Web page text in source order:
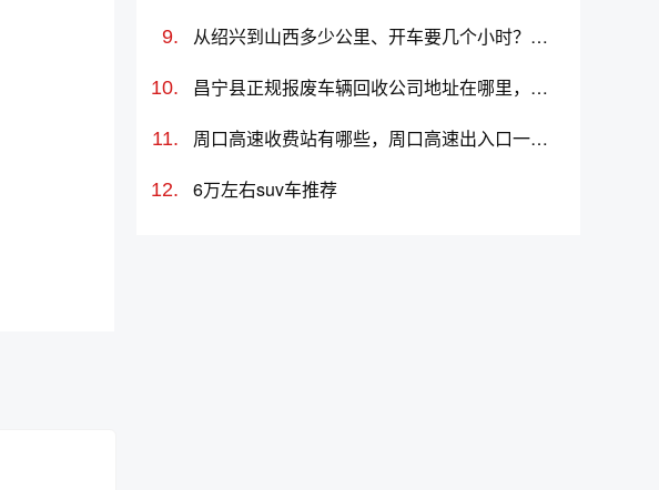
从绍兴到山西多少公里、开车要几个小时？过路费、油费等
昌宁县正规报废车辆回收公司地址在哪里，咨询电话号码，汽车报废拆解中心
周口高速收费站有哪些，周口高速出入口一览表
6万左右suv车推荐